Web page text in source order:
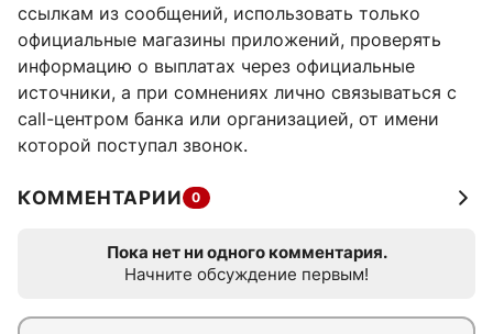
ссылкам из сообщений, использовать только
официальные магазины приложений, проверять
информацию о выплатах через официальные
источники, а при сомнениях лично связываться с
call-центром банка или организацией, от имени
которой поступал звонок.
КОММЕНТАРИИ 0
Пока нет ни одного комментария.
Начните обсуждение первым!